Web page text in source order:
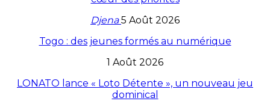
Djena5 Août 2026
Togo : des jeunes formés au numérique
1 Août 2026
LONATO lance « Loto Détente », un nouveau jeu
dominical